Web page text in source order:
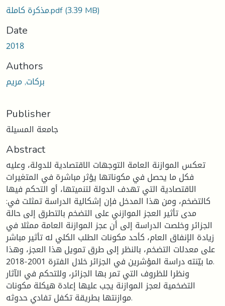
مذكرة كاملة.pdf(3.39 MB)
Date
2018
Authors
بركات, مريم
Publisher
جامعة المسيلة
Abstract
تعكس الموازنة العامة التوجهات الاقتصادية للدولة، وعليه
فكل ما يحصل في مكوناتها يؤثر مباشرة في المتغيرات
الاقتصادية التي تهدف الدولة لتنميتها، أو التحكم فيها
كالتضخم، ومن هذا المدخل فإن إشكالية الدراسة تمثلت في:
مدى تأثير العجز الموازني على التضخم بالتطرق إلى حالة
الجزائر وخلصت الدراسة إلى أن عجز الموازنة العامة ممثلا في
زيادة الإنفاق العام، كأحد مكونات الطلب الكلي له تأثير مباشر
على معدلات التضخم، بالنظر إلى طرق تمويل هذا العجز، وهذا
ما بيّنته دراسة المؤشرين في الجزائر خلال الفترة 2001-2018.
ونظرا للظروف التي تمر بها الجزائر، وللتحكم في الآثار
التضخمية لعجز الموازنة يجب عليها إعادة هيكلة مكونات
موازنتها بطريقة تكفل تفادي حدوثه.